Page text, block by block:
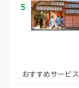
5
おすすめサービス